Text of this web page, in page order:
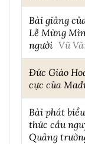
Bài giảng
Lễ Mừng
người Vũ
Đức Giáo
cực của
Bài phát
thức cầu
Quảng